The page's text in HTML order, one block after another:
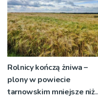
Rolnicy kończą żniwa –
plony w powiecie
tarnowskim mniejsze niż